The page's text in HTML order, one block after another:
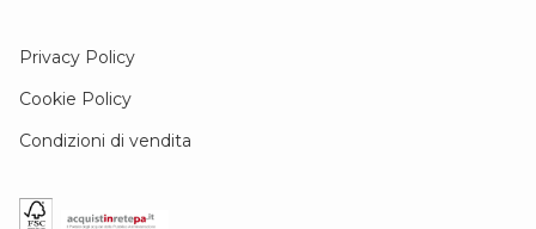
Privacy Policy
Cookie Policy
Condizioni di vendita